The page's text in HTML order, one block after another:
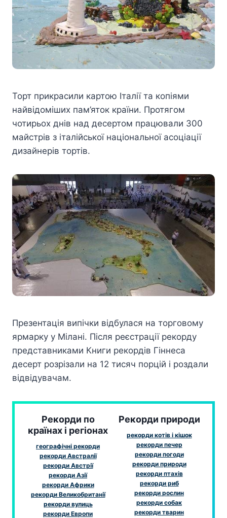
Торт прикрасили картою Італії та копіями
найвідоміших пам’яток країни. Протягом
чотирьох днів над десертом працювали 300
майстрів з італійської національної асоціації
дизайнерів тортів.
Презентація випічки відбулася на торговому
ярмарку у Мілані. Після реєстрації рекорду
представниками Книги рекордів Гіннеса
десерт розрізали на 12 тисяч порцій і роздали
відвідувачам.
Рекорди по
країнах і регіонах
географічні рекорди
рекорди Австралії
рекорди Австрії
рекорди Азії
рекорди Африки
рекорди Великобританії
рекорди вулиць
рекорди Европи
Рекорди природи
рекорди котів і кішок
рекорди печер
рекорди погоди
рекорди природи
рекорди птахів
рекорди риб
рекорди рослин
рекорди собак
рекорди тварин